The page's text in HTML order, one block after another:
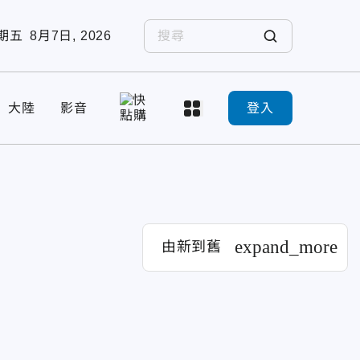
五 8月7日, 2026
大陸 影音 登入
由新到舊 expand_more